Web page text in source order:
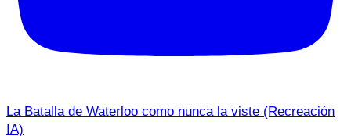
La Batalla de Waterloo como nunca la viste (Recreación
IA)